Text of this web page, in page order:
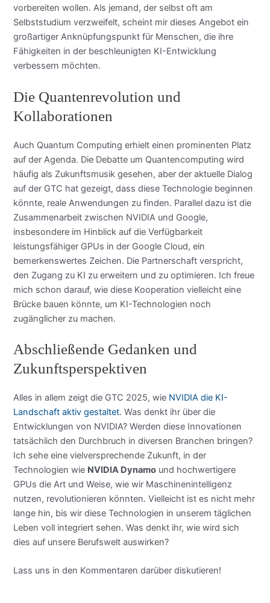
vorbereiten wollen. Als jemand, der selbst oft am
Selbststudium verzweifelt, scheint mir dieses Angebot ein
großartiger Anknüpfungspunkt für Menschen, die ihre
Fähigkeiten in der beschleunigten KI-Entwicklung
verbessern möchten.
Die Quantenrevolution und
Kollaborationen
Auch Quantum Computing erhielt einen prominenten Platz
auf der Agenda. Die Debatte um Quantencomputing wird
häufig als Zukunftsmusik gesehen, aber der aktuelle Dialog
auf der GTC hat gezeigt, dass diese Technologie beginnen
könnte, reale Anwendungen zu finden. Parallel dazu ist die
Zusammenarbeit zwischen NVIDIA und Google,
insbesondere im Hinblick auf die Verfügbarkeit
leistungsfähiger GPUs in der Google Cloud, ein
bemerkenswertes Zeichen. Die Partnerschaft verspricht,
den Zugang zu KI zu erweitern und zu optimieren. Ich freue
mich schon darauf, wie diese Kooperation vielleicht eine
Brücke bauen könnte, um KI-Technologien noch
zugänglicher zu machen.
Abschließende Gedanken und
Zukunftsperspektiven
Alles in allem zeigt die GTC 2025, wie NVIDIA die KI-
Landschaft aktiv gestaltet. Was denkt ihr über die
Entwicklungen von NVIDIA? Werden diese Innovationen
tatsächlich den Durchbruch in diversen Branchen bringen?
Ich sehe eine vielversprechende Zukunft, in der
Technologien wie NVIDIA Dynamo und hochwertigere
GPUs die Art und Weise, wie wir Maschinenintelligenz
nutzen, revolutionieren könnten. Vielleicht ist es nicht mehr
lange hin, bis wir diese Technologien in unserem täglichen
Leben voll integriert sehen. Was denkt ihr, wie wird sich
dies auf unsere Berufswelt auswirken?
Lass uns in den Kommentaren darüber diskutieren!